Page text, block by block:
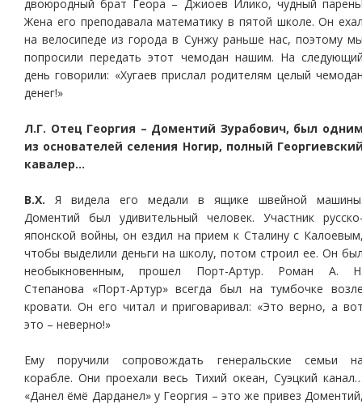
двоюродный брат Геора – Джиоев Илико, чудный
Жена его преподавала математику в пятой школе. Он
на велосипеде из города в Сунжу раньше нас, поэтому
попросили передать этот чемодан нашим. На
день говорили: «Хугаев прислал родителям целый
денег!»
Л.Г. Отец Георгия – Доментий Зурабович, был
из основателей селения Ногир, полный
кавалер…
В.Х. Я видела его медали в ящике швейной
Доментий был удивительный человек. Участник
японской войны, он ездил на прием к Сталину с
чтобы выделили деньги на школу, потом строил ее. Он
необыкновенным, прошел Порт-Артур. Роман А.
Степанова «Порт-Артур» всегда был на тумбочке
кровати. Он его читал и приговаривал: «Это верно, а
это – неверно!»
Ему поручили сопровождать генеральские семьи
корабле. Они проехали весь Тихий океан, Суэцкий
«Данел ёмё Дарданел» у Георгия – это же привез